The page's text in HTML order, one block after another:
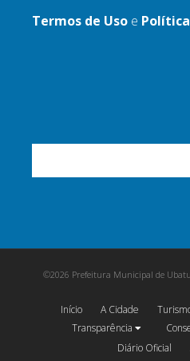
Termos de Uso e
©2026 Prefeitura Municipal de
Início A Cidade
Transparência
Diário Oficial